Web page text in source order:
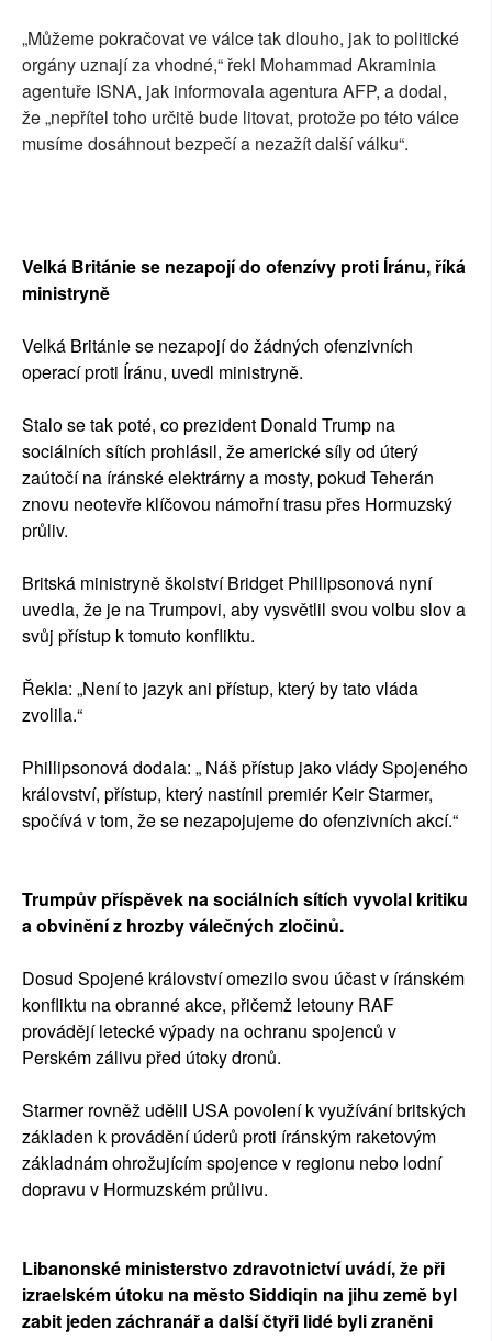
„Můžeme pokračovat ve válce tak dlouho, jak to politické
orgány uznají za vhodné,“ řekl Mohammad Akraminia
agentuře ISNA, jak informovala agentura AFP, a dodal,
že „nepřítel toho určitě bude litovat, protože po této válce
musíme dosáhnout bezpečí a nezažít další válku“.
Velká Británie se nezapojí do ofenzívy proti Íránu, říká
ministryně
Velká Británie se nezapojí do žádných ofenzivních
operací proti Íránu, uvedl ministryně.
Stalo se tak poté, co prezident Donald Trump na
sociálních sítích prohlásil, že americké síly od úterý
zaútočí na íránské elektrárny a mosty, pokud Teherán
znovu neotevře klíčovou námořní trasu přes Hormuzský
průliv.
Britská ministryně školství Bridget Phillipsonová nyní
uvedla, že je na Trumpovi, aby vysvětlil svou volbu slov a
svůj přístup k tomuto konfliktu.
Řekla: „Není to jazyk ani přístup, který by tato vláda
zvolila.“
Phillipsonová dodala: „ Náš přístup jako vlády Spojeného
království, přístup, který nastínil premiér Keir Starmer,
spočívá v tom, že se nezapojujeme do ofenzivních akcí.“
Trumpův příspěvek na sociálních sítích vyvolal kritiku
a obvinění z hrozby válečných zločinů.
Dosud Spojené království omezilo svou účast v íránském
konfliktu na obranné akce, přičemž letouny RAF
provádějí letecké výpady na ochranu spojenců v
Perském zálivu před útoky dronů.
Starmer rovněž udělil USA povolení k využívání britských
základen k provádění úderů proti íránským raketovým
základnám ohrožujícím spojence v regionu nebo lodní
dopravu v Hormuzském průlivu.
Libanonské ministerstvo zdravotnictví uvádí, že při
izraelském útoku na město Siddiqin na jihu země byl
zabit jeden záchranář a další čtyři lidé byli zraněni